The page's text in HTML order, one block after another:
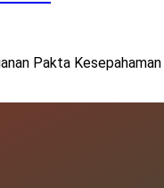
Pakta